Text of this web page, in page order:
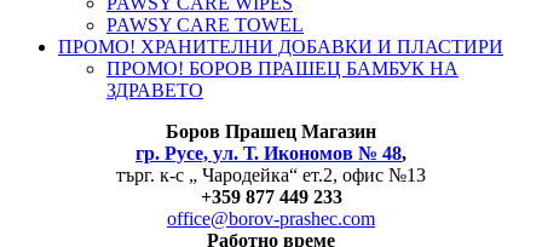
PAWSY CARE TOWEL
ПРОМО! ХРАНИТЕЛНИ ДОБАВКИ И ПЛАСТИРИ
ПРОМО! БОРОВ ПРАШЕЦ БАМБУК НА
ЗДРАВЕТО
Боров Прашец Магазин
гр. Русе, ул. Т. Икономов № 48,
търг. к-с „ Чародейка“ ет.2, офис №13
+359 877 449 233
office@borov-prashec.com
Работно време